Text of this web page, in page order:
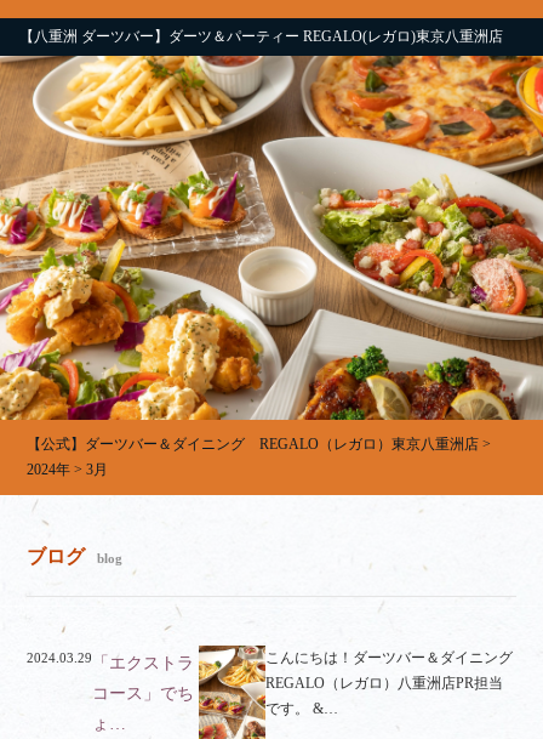
【八重洲 ダーツバー】ダーツ＆パーティー REGALO(レガロ)東京八重洲店
【公式】ダーツバー＆ダイニング REGALO（レガロ）東京八重洲店 >
2024年 >3月
ブログ blog
2024.03.29
「エクストラ
コース」でち
ょ…
こんにちは！ダーツバー＆ダイニング
REGALO（レガロ）八重洲店PR担当
です。 &…